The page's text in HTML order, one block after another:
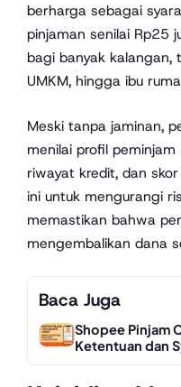
berharga sebagai
pinjaman senilai Rp25
bagi banyak kalangan,
UMKM, hingga ibu
Meski tanpa jaminan,
menilai profil
riwayat kredit, dan skor
ini untuk mengurangi
memastikan bahwa
mengembalikan dana
Baca Juga
Shopee Pinjam
Ketentuan dan